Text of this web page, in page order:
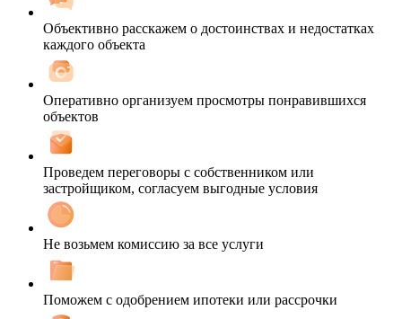
Объективно расскажем о достоинствах и недостатках
каждого объекта
Оперативно организуем просмотры понравившихся
объектов
Проведем переговоры с собственником или
застройщиком, согласуем выгодные условия
Не возьмем комиссию за все услуги
Поможем с одобрением ипотеки или рассрочки